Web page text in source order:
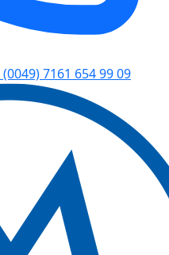
(0049) 7161 654 99 09